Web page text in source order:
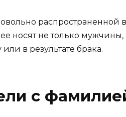
распространенной
носят не только мужчины,
в результате брака.
с